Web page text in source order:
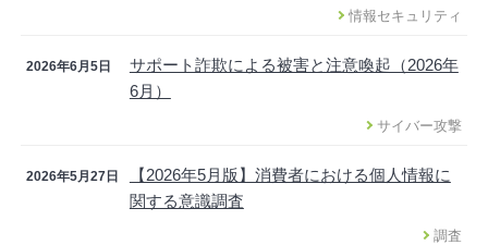
情報セキュリティ
2026年6月5日
サポート詐欺による被害と注意喚起（2026年
6月）
サイバー攻撃
2026年5月27日
【2026年5月版】消費者における個人情報に
関する意識調査
調査